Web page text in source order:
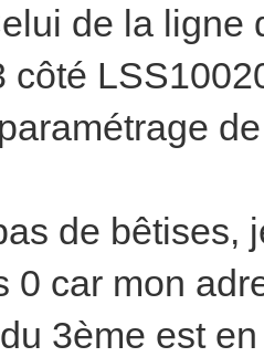
de la ligne
côté
de bêtises,
0 car mon
3ème est